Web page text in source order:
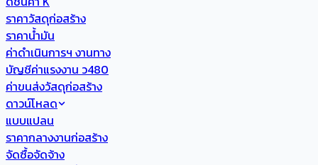
ราคาวัสดุก่อสร้าง
ราคาน้ำมัน
ค่าดำเนินการฯ งานทาง
บัญชีค่าแรงงาน ว480
ค่าขนส่งวัสดุก่อสร้าง
ดาวน์โหลด
แบบแปลน
ราคากลางงานก่อสร้าง
จัดซื้อจัดจ้าง